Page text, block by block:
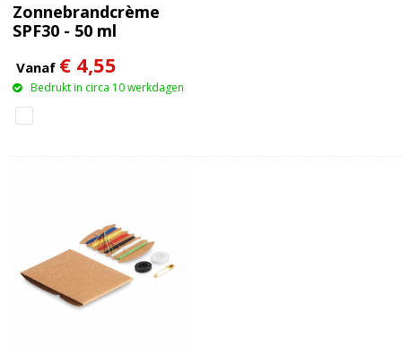
Zonnebrandcrème
SPF30 - 50 ml
Vanaf € 4,55
Bedrukt in circa 10 werkdagen